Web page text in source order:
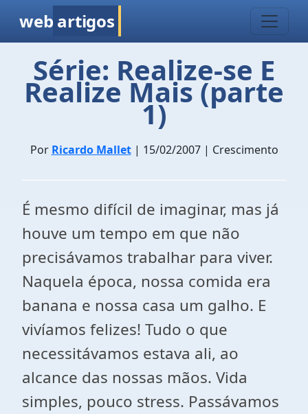
web artigos
Série: Realize-se E
Realize Mais (parte
1)
Por Ricardo Mallet| 15/02/2007 | Crescimento
É mesmo difícil de imaginar, mas já
houve um tempo em que não
precisávamos trabalhar para viver.
Naquela época, nossa comida era
banana e nossa casa um galho. E
vivíamos felizes! Tudo o que
necessitávamos estava ali, ao
alcance das nossas mãos. Vida
simples, pouco stress. Passávamos